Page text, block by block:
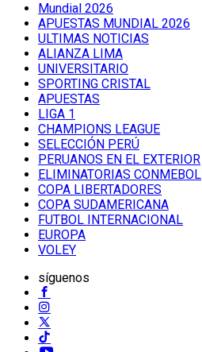
Mundial 2026
APUESTAS MUNDIAL 2026
ULTIMAS NOTICIAS
ALIANZA LIMA
UNIVERSITARIO
SPORTING CRISTAL
APUESTAS
LIGA 1
CHAMPIONS LEAGUE
SELECCIÓN PERÚ
PERUANOS EN EL EXTERIOR
ELIMINATORIAS CONMEBOL
COPA LIBERTADORES
COPA SUDAMERICANA
FUTBOL INTERNACIONAL
EUROPA
VOLEY
síguenos